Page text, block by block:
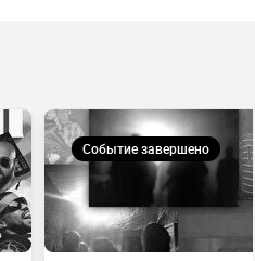
Событие завершено